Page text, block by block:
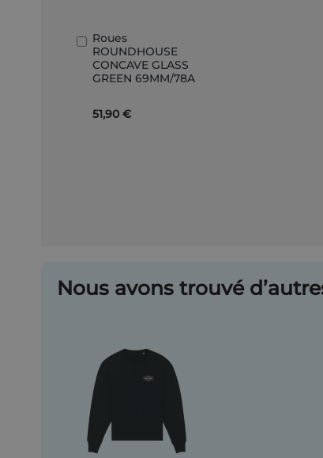
Roues
ROUNDHOUSE
CONCAVE GLASS
GREEN 69MM/78A
51,90 €
Ajouter
au
panier
Nous avons trouvé